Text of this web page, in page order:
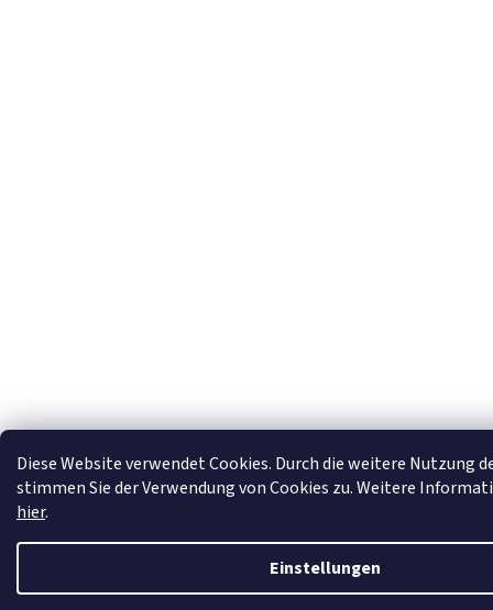
Diese Website verwendet Cookies. Durch die weitere Nutzung
stimmen Sie der Verwendung von Cookies zu. Weitere
hier.
Einstellungen